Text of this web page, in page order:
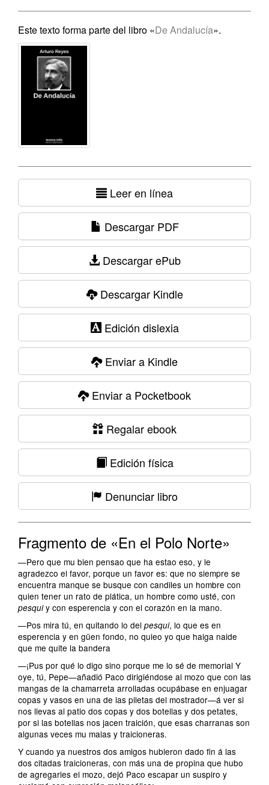
Este texto forma parte del libro «De Andalucía».
Leer en línea
Descargar PDF
Descargar ePub
Descargar Kindle
Edición dislexia
Enviar a Kindle
Enviar a Pocketbook
Regalar ebook
Edición física
Denunciar libro
Fragmento de «En el Polo Norte»
—Pero que mu bien pensao que ha estao eso, y le
agradezco el favor, porque un favor es: que no siempre se
encuentra manque se busque con candiles un hombre con
quien tener un rato de plática, un hombre como usté, con
pesquiy con esperencia y con el corazón en la mano.
—Pos mira tú, en quitando lo del pesqui, lo que es en
esperencia y en güen fondo, no quieo yo que haiga naide
que me quite la bandera
—¡Pus por qué lo digo sino porque me lo sé de memorial Y
oye, tú, Pepe—añadió Paco dirigiéndose al mozo que con las
mangas de la chamarreta arrolladas ocupábase en enjuagar
copas y vasos en una de las piletas del mostrador—á ver si
nos llevas al patio dos copas y dos botellas y dos petates,
por si las botellas nos jacen traición, que esas charranas son
algunas veces mu malas y traicioneras.
Y cuando ya nuestros dos amigos hubieron dado fin á las
dos citadas traicioneras, con más una de propina que hubo
de agregarles el mozo, dejó Paco escapar un suspiro y